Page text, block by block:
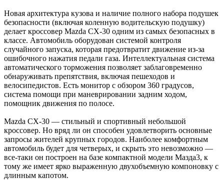
Новая архитектура кузова и наличие полного набора подушек
безопасности (включая коленную водительскую подушку)
делает кроссовер Mazda CX-30 одним из самых безопасных в
классе. Автомобиль оборудован системой контроля
случайного запуска, которая предотвратит движение из-за
ошибочного нажатия педали газа. Интеллектуальная система
автоматического торможения позволяет заблаговременно
обнаруживать препятствия, включая пешеходов и
велосипедистов. Есть монитор с обзором 360 градусов,
система помощи при маневрировании задним ходом,
помощник движения по полосе.
Mazda CX-30 — стильный и спортивный небольшой
кроссовер. Но вряд ли он способен удовлетворить основные
запросы жителей крупных городов. Наиболее комфортным
автомобиль будет для четверых, и скрыть это невозможно —
все-таки он построен на базе компактной модели Мазда3, к
тому же имеет ярко выраженную двухобъемную компоновку с
длинным капотом.